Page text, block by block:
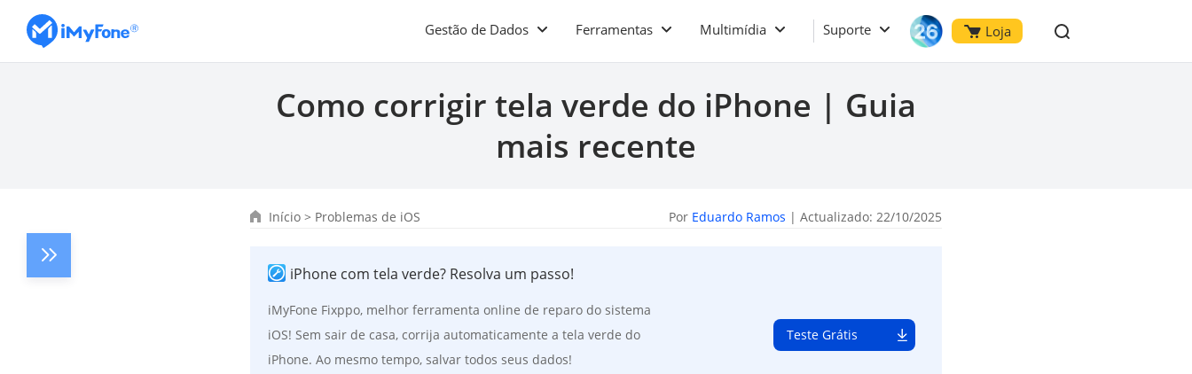
Gestão de Dados Ferramentas Multimídia Suporte Loja
Como corrigir tela verde do iPhone | Guia
mais recente
Início > Problemas de iOS Por Eduardo Ramos | Actualizado: 22/10/2025
iPhone com tela verde? Resolva um passo!
iMyFone Fixppo, melhor ferramenta online de reparo do sistema
iOS! Sem sair de casa, corrija automaticamente a tela verde do
iPhone. Ao mesmo tempo, salvar todos seus dados!
Teste Grátis